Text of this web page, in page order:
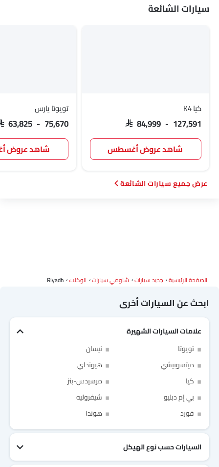
جيتور GWM سوإست جايكو
أومودا سكاي ويل
دودج كاديلاك أستون مارتن جي أي سي
رام بوغاتي
فورثينج هونشي
بايك لينك اند كو
سيارات الشائعة
كيا K4
SAR 84,999 - 127,591
شاهد عروض أغسطس
تويوتا يارس
63,825 - 75,670
شاهد عروض
سيارات الشائعة
الصفحة الرئيسية جديد سيارات شاومي سيارات الوكلاء Riyadh
ابحث عن السيارات أخرى
علامات السيارات الشهيرة
تويوتا
نيسان
ميتسوبيشي
هيونداي
كيا
مرسيدس-بنز
بي إم دبليو
شيفروليه
فورد
هوندا
السيارات حسب نوع الهيكل
I have read and agree to theشروط الاستخدامand سياسة الخصوصيةof Cardekho
Link Your Google Account
Link Your Facebook Account